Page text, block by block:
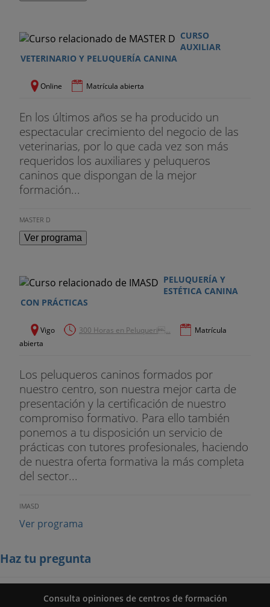
CURSO
AUXILIAR
VETERINARIO Y PELUQUERÍA CANINA
Online Matrícula abierta
En los últimos años se ha producido un
espectacular crecimiento del negocio de las
veterinarias, por lo que cada vez son más
requeridos los auxiliares y peluqueros
caninos que dispongan de la mejor
formación...
MASTER D
Ver programa
PELUQUERÍA Y
ESTÉTICA CANINA
CON PRÁCTICAS
Vigo 300 Horas en Peluqueri...
Matrícula
abierta
Los peluqueros caninos formados por
nuestro centro, son nuestra mejor carta de
presentación y la certificación de nuestro
compromiso formativo. Para ello también
ponemos a tu disposición un servicio de
prácticas con tutores profesionales, haciendo
de nuestra oferta formativa la más completa
del sector...
IMASD
Ver programa
Haz tu pregunta
Consulta opiniones de centros de formación